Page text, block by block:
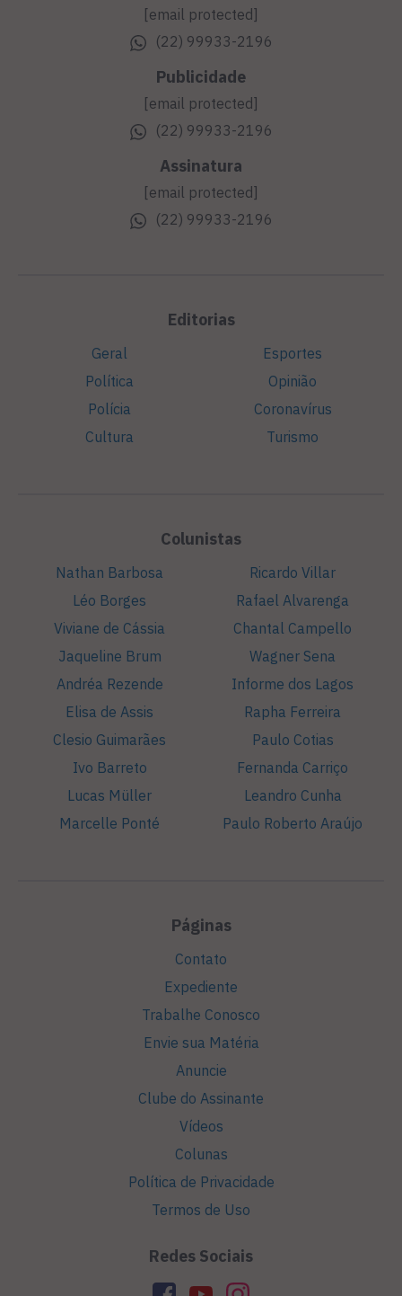
[email protected]
(22) 99933-2196
Publicidade
[email protected]
(22) 99933-2196
Assinatura
[email protected]
(22) 99933-2196
Editorias
Geral
Política
Polícia
Cultura
Esportes
Opinião
Coronavírus
Turismo
Colunistas
Nathan Barbosa
Léo Borges
Viviane de Cássia
Jaqueline Brum
Andréa Rezende
Elisa de Assis
Clesio Guimarães
Ivo Barreto
Lucas Müller
Marcelle Ponté
Ricardo Villar
Rafael Alvarenga
Chantal Campello
Wagner Sena
Informe dos Lagos
Rapha Ferreira
Paulo Cotias
Fernanda Carriço
Leandro Cunha
Paulo Roberto Araújo
Páginas
Contato
Expediente
Trabalhe Conosco
Envie sua Matéria
Anuncie
Clube do Assinante
Vídeos
Colunas
Política de Privacidade
Termos de Uso
Redes Sociais